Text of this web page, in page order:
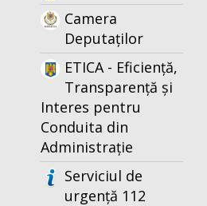
Camera
Deputaților
ETICA - Eficiență,
Transparență și
Interes pentru
Conduita din
Administrație
Serviciul de
urgență 112